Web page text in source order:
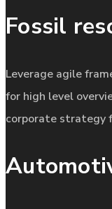
Fossil
Leverage agile
for high level
corporate strategy